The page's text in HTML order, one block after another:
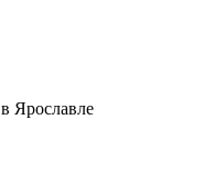
Ярославле